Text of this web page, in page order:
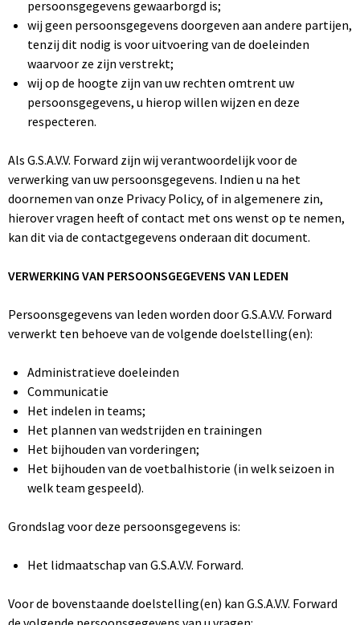
persoonsgegevens gewaarborgd is;
wij geen persoonsgegevens doorgeven aan andere partijen,
tenzij dit nodig is voor uitvoering van de doeleinden
waarvoor ze zijn verstrekt;
wij op de hoogte zijn van uw rechten omtrent uw
persoonsgegevens, u hierop willen wijzen en deze
respecteren.
Als G.S.A.V.V. Forward zijn wij verantwoordelijk voor de
verwerking van uw persoonsgegevens. Indien u na het
doornemen van onze Privacy Policy, of in algemenere zin,
hierover vragen heeft of contact met ons wenst op te nemen,
kan dit via de contactgegevens onderaan dit document.
VERWERKING VAN PERSOONSGEGEVENS VAN LEDEN
Persoonsgegevens van leden worden door G.S.A.V.V. Forward
verwerkt ten behoeve van de volgende doelstelling(en):
Administratieve doeleinden
Communicatie
Het indelen in teams;
Het plannen van wedstrijden en trainingen
Het bijhouden van vorderingen;
Het bijhouden van de voetbalhistorie (in welk seizoen in
welk team gespeeld).
Grondslag voor deze persoonsgegevens is:
Het lidmaatschap van G.S.A.V.V. Forward.
Voor de bovenstaande doelstelling(en) kan G.S.A.V.V. Forward